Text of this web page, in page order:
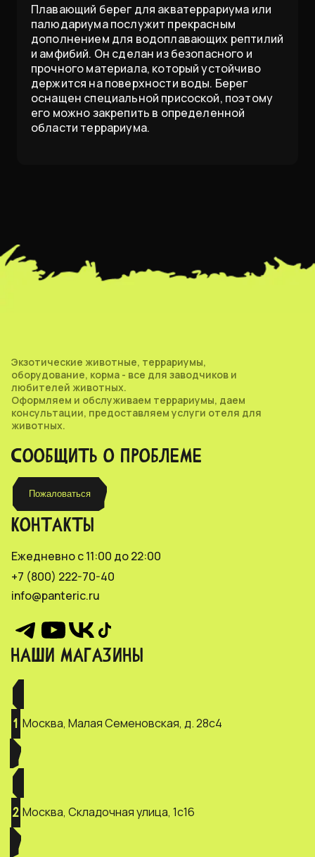
Плавающий берег для акватеррариума или
палюдариума послужит прекрасным
дополнением для водоплавающих рептилий
и амфибий. Он сделан из безопасного и
прочного материала, который устойчиво
держится на поверхности воды. Берег
оснащен специальной присоской, поэтому
его можно закрепить в определенной
области террариума.
Экзотические животные, террариумы,
оборудование, корма - все для заводчиков и
любителей животных.
Оформляем и обслуживаем террариумы, даем
консультации, предоставляем услуги отеля для
животных.
СООБЩИТЬ О ПРОБЛЕМЕ
Пожаловаться
НАШИ МАГАЗИНЫ
1 Москва, Малая Семеновская, д. 28с4
2 Москва, Складочная улица, 1с16
КОНТАКТЫ
Ежедневно с 11:00 до 22:00
+7 (800) 222-70-40
info@panteric.ru